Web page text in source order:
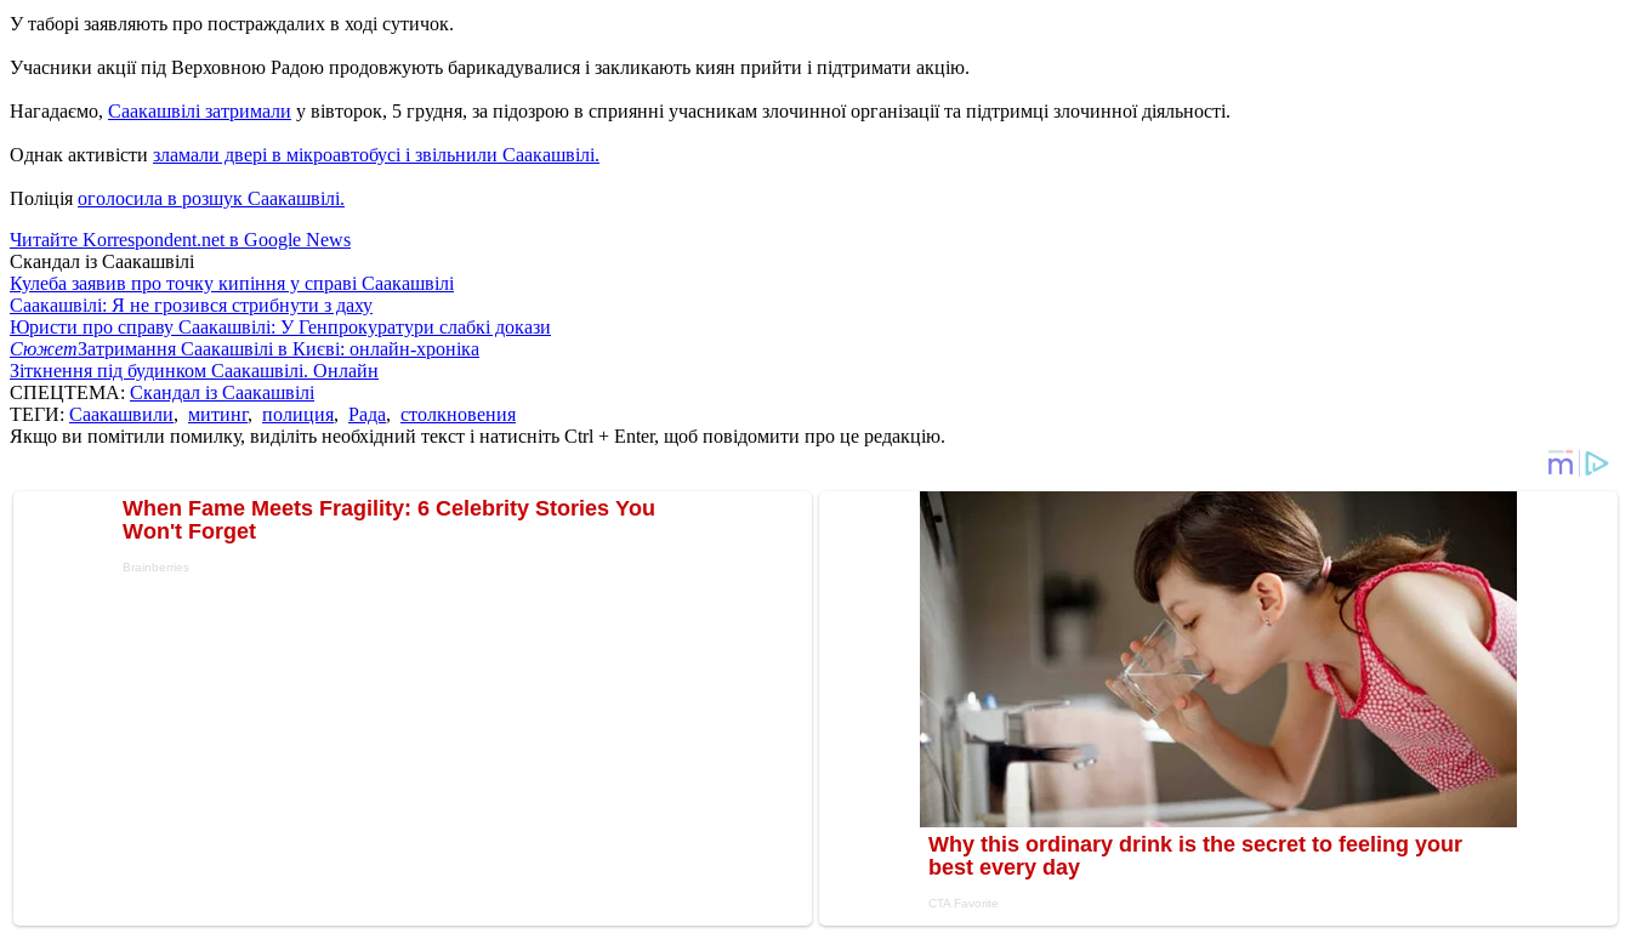
У таборі заявляють про постраждалих в ході сутичок.
Учасники акції під Верховною Радою продовжують барикадувалися і закликають киян прийти і підтримати акцію.
Нагадаємо, Саакашвілі затримали у вівторок, 5 грудня, за підозрою в сприянні учасникам злочинної організації та підтримці злочинної діяльності.
Однак активісти зламали двері в мікроавтобусі і звільнили Саакашвілі.
Поліція оголосила в розшук Саакашвілі.
Читайте Korrespondent.net в Google News
Скандал із Саакашвілі
Кулеба заявив про точку кипіння у справі Саакашвілі
Саакашвілі: Я не грозився стрибнути з даху
Юристи про справу Саакашвілі: У Генпрокуратури слабкі докази
СюжетЗатримання Саакашвілі в Києві: онлайн-хроніка
Зіткнення під будинком Саакашвілі. Онлайн
СПЕЦТЕМА: Скандал із Саакашвілі
ТЕГИ: Саакашвили, митинг, полиция, Рада, столкновения
Якщо ви помітили помилку, виділіть необхідний текст і натисніть Ctrl + Enter, щоб повідомити про це редакцію.